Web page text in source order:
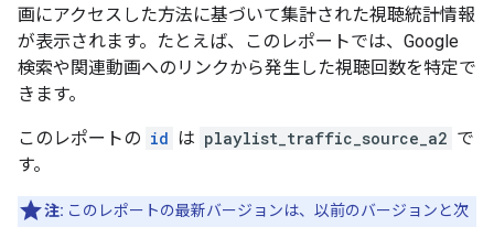
画にアクセスした方法に基づいて集計された視聴統計情報
が表示されます。たとえば、このレポートでは、Google
検索や関連動画へのリンクから発生した視聴回数を特定で
きます。
このレポートの id は playlist_traffic_source_a2 で
す。
注: このレポートの最新バージョンは、以前のバージョンと次